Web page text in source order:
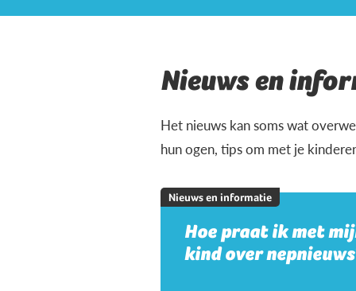
Nieuws en
Het nieuws kan soms wat
hun ogen, tips om met je
Nieuws en informatie
Hoe praat ik met
kind over